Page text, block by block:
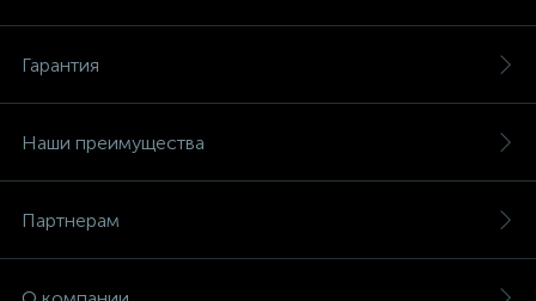
Гарантия
Наши преимущества
Партнерам